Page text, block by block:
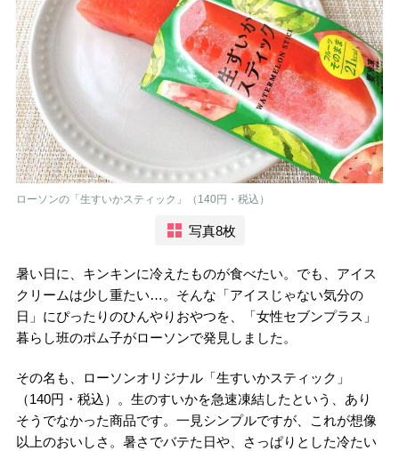
ローソンの「生すいかスティック」（140円・税込）
写真8枚
暑い日に、キンキンに冷えたものが食べたい。でも、アイス
クリームは少し重たい…。そんな「アイスじゃない気分の
日」にぴったりのひんやりおやつを、「女性セブンプラス」
暮らし班のポム子がローソンで発見しました。
その名も、ローソンオリジナル「生すいかスティック」
（140円・税込）。生のすいかを急速凍結したという、あり
そうでなかった商品です。一見シンプルですが、これが想像
以上のおいしさ。暑さでバテた日や、さっぱりとした冷たい